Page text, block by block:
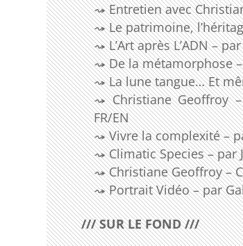
Entretien avec
Le patrimoine,
L’Art après L’ADN –
De la métamorphose
La lune tangue… Et
Christiane Geoffroy
FR/EN
Vivre la complexité –
Climatic Species – par
Christiane Geoffroy –
Portrait Vidéo – par
/// SUR LE FOND ///